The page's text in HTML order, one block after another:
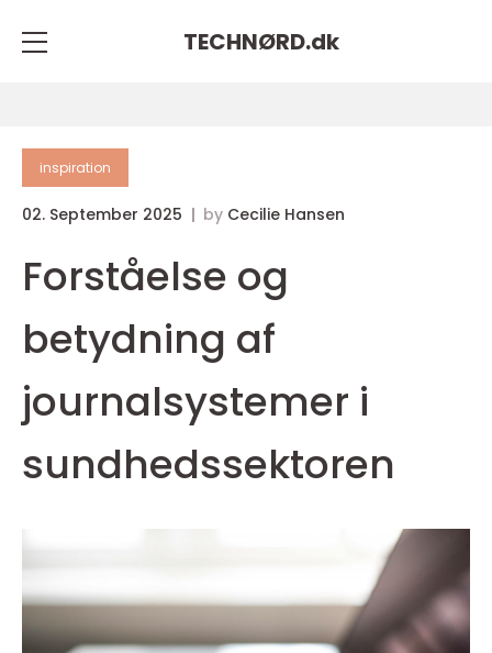
TECHNØRD.dk
inspiration
02. September 2025 by Cecilie Hansen
Forståelse og
betydning af
journalsystemer i
sundhedssektoren